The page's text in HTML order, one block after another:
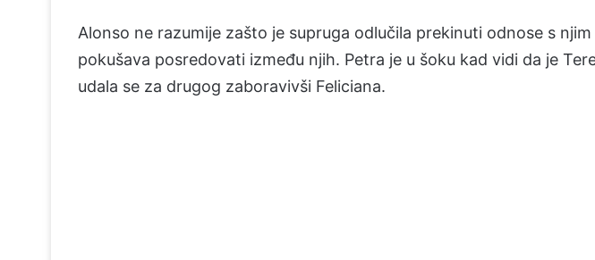
Alonso ne razumije zašto je supruga odlučila prekinuti odnose s njim
pokušava posredovati između njih. Petra je u šoku kad vidi da je
udala se za drugog zaboravivši Feliciana.